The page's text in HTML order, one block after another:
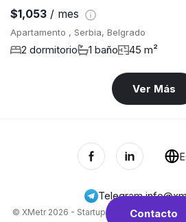
$1,053 / mes
Apartamento , Serbia, Belgrado
2 dormitorio 1 baño 45 m²
Ver Más
Contacto
Telegram,
© XMetr 2026 - Startup no comercial en